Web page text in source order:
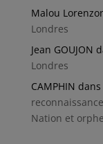
Malou
Londres
Jean GOUJON
Londres
CAMPHIN dans
Nation et